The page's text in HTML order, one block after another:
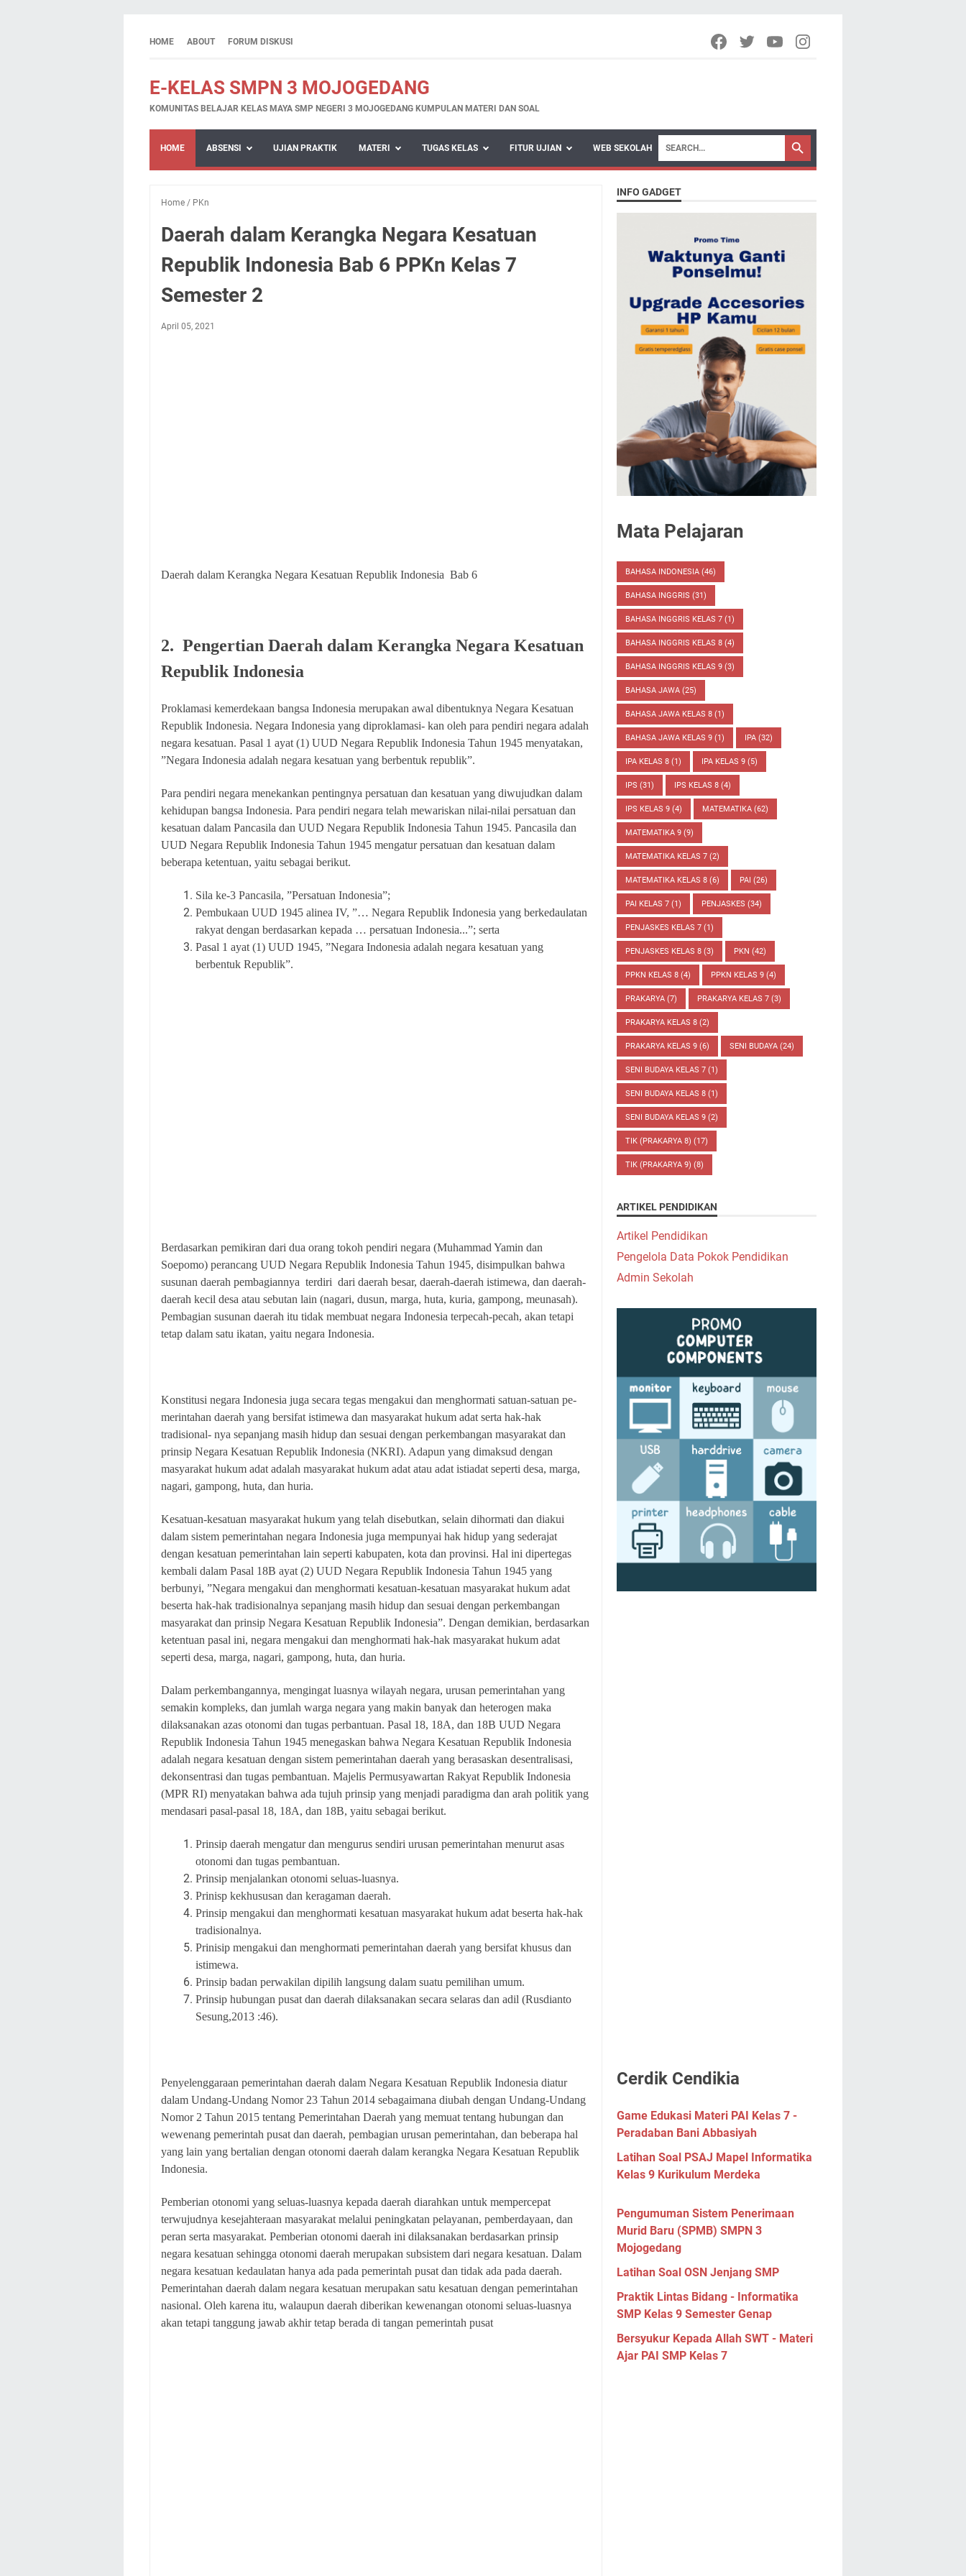
HOME ABOUT FORUM DISKUSI
E-KELAS SMPN 3 MOJOGEDANG
KOMUNITAS BELAJAR KELAS MAYA SMP NEGERI 3 MOJOGEDANG KUMPULAN MATERI DAN SOAL
HOME ABSENSI UJIAN PRAKTIK MATERI TUGAS KELAS FITUR UJIAN WEB SEKOLAH
Home / PKn
Daerah dalam Kerangka Negara Kesatuan
Republik Indonesia Bab 6 PPKn Kelas 7
Semester 2
April 05, 2021
Daerah dalam Kerangka Negara Kesatuan Republik Indonesia Bab 6
2. Pengertian Daerah dalam Kerangka Negara Kesatuan
Republik Indonesia
Proklamasi kemerdekaan bangsa Indonesia merupakan awal dibentuknya Negara Kesatuan
Republik Indonesia. Negara Indonesia yang diproklamasi- kan oleh para pendiri negara adalah
negara kesatuan. Pasal 1 ayat (1) UUD Negara Republik Indonesia Tahun 1945 menyatakan,
”Negara Indonesia adalah negara kesatuan yang berbentuk republik”.
Para pendiri negara menekankan pentingnya persatuan dan kesatuan yang diwujudkan dalam
kehidupan bangsa Indonesia. Para pendiri negara telah mewariskan nilai-nilai persatuan dan
kesatuan dalam Pancasila dan UUD Negara Republik Indonesia Tahun 1945. Pancasila dan
UUD Negara Republik Indonesia Tahun 1945 mengatur persatuan dan kesatuan dalam
beberapa ketentuan, yaitu sebagai berikut.
Sila ke-3 Pancasila, ”Persatuan Indonesia”;
Pembukaan UUD 1945 alinea IV, ”… Negara Republik Indonesia yang berkedaulatan
rakyat dengan berdasarkan kepada … persatuan Indonesia...”; serta
Pasal 1 ayat (1) UUD 1945, ”Negara Indonesia adalah negara kesatuan yang
berbentuk Republik”.
Berdasarkan pemikiran dari dua orang tokoh pendiri negara (Muhammad Yamin dan
Soepomo) perancang UUD Negara Republik Indonesia Tahun 1945, disimpulkan bahwa
susunan daerah pembagiannya terdiri dari daerah besar, daerah-daerah istimewa, dan daerah-
daerah kecil desa atau sebutan lain (nagari, dusun, marga, huta, kuria, gampong, meunasah).
Pembagian susunan daerah itu tidak membuat negara Indonesia terpecah-pecah, akan tetapi
tetap dalam satu ikatan, yaitu negara Indonesia.
Konstitusi negara Indonesia juga secara tegas mengakui dan menghormati satuan-satuan pe-
merintahan daerah yang bersifat istimewa dan masyarakat hukum adat serta hak-hak
tradisional- nya sepanjang masih hidup dan sesuai dengan perkembangan masyarakat dan
prinsip Negara Kesatuan Republik Indonesia (NKRI). Adapun yang dimaksud dengan
masyarakat hukum adat adalah masyarakat hukum adat atau adat istiadat seperti desa, marga,
nagari, gampong, huta, dan huria.
Kesatuan-kesatuan masyarakat hukum yang telah disebutkan, selain dihormati dan diakui
dalam sistem pemerintahan negara Indonesia juga mempunyai hak hidup yang sederajat
dengan kesatuan pemerintahan lain seperti kabupaten, kota dan provinsi. Hal ini dipertegas
kembali dalam Pasal 18B ayat (2) UUD Negara Republik Indonesia Tahun 1945 yang
berbunyi, ”Negara mengakui dan menghormati kesatuan-kesatuan masyarakat hukum adat
beserta hak-hak tradisionalnya sepanjang masih hidup dan sesuai dengan perkembangan
masyarakat dan prinsip Negara Kesatuan Republik Indonesia”. Dengan demikian, berdasarkan
ketentuan pasal ini, negara mengakui dan menghormati hak-hak masyarakat hukum adat
seperti desa, marga, nagari, gampong, huta, dan huria.
Dalam perkembangannya, mengingat luasnya wilayah negara, urusan pemerintahan yang
semakin kompleks, dan jumlah warga negara yang makin banyak dan heterogen maka
dilaksanakan azas otonomi dan tugas perbantuan. Pasal 18, 18A, dan 18B UUD Negara
Republik Indonesia Tahun 1945 menegaskan bahwa Negara Kesatuan Republik Indonesia
adalah negara kesatuan dengan sistem pemerintahan daerah yang berasaskan desentralisasi,
dekonsentrasi dan tugas pembantuan. Majelis Permusyawartan Rakyat Republik Indonesia
(MPR RI) menyatakan bahwa ada tujuh prinsip yang menjadi paradigma dan arah politik yang
mendasari pasal-pasal 18, 18A, dan 18B, yaitu sebagai berikut.
Prinsip daerah mengatur dan mengurus sendiri urusan pemerintahan menurut asas
otonomi dan tugas pembantuan.
Prinsip menjalankan otonomi seluas-luasnya.
Prinisp kekhususan dan keragaman daerah.
Prinsip mengakui dan menghormati kesatuan masyarakat hukum adat beserta hak-hak
tradisionalnya.
Prinisip mengakui dan menghormati pemerintahan daerah yang bersifat khusus dan
istimewa.
Prinsip badan perwakilan dipilih langsung dalam suatu pemilihan umum.
Prinsip hubungan pusat dan daerah dilaksanakan secara selaras dan adil (Rusdianto
Sesung,2013 :46).
Penyelenggaraan pemerintahan daerah dalam Negara Kesatuan Republik Indonesia diatur
dalam Undang-Undang Nomor 23 Tahun 2014 sebagaimana diubah dengan Undang-Undang
Nomor 2 Tahun 2015 tentang Pemerintahan Daerah yang memuat tentang hubungan dan
wewenang pemerintah pusat dan daerah, pembagian urusan pemerintahan, dan beberapa hal
yang lain yang bertalian dengan otonomi daerah dalam kerangka Negara Kesatuan Republik
Indonesia.
Pemberian otonomi yang seluas-luasnya kepada daerah diarahkan untuk mempercepat
terwujudnya kesejahteraan masyarakat melalui peningkatan pelayanan, pemberdayaan, dan
peran serta masyarakat. Pemberian otonomi daerah ini dilaksanakan berdasarkan prinsip
negara kesatuan sehingga otonomi daerah merupakan subsistem dari negara kesatuan. Dalam
negara kesatuan kedaulatan hanya ada pada pemerintah pusat dan tidak ada pada daerah.
Pemerintahan daerah dalam negara kesatuan merupakan satu kesatuan dengan pemerintahan
nasional. Oleh karena itu, walaupun daerah diberikan kewenangan otonomi seluas-luasnya
akan tetapi tanggung jawab akhir tetap berada di tangan pemerintah pusat
INFO GADGET
Mata Pelajaran
BAHASA INDONESIA (46)
BAHASA INGGRIS (31)
BAHASA INGGRIS KELAS 7 (1)
BAHASA INGGRIS KELAS 8 (4)
BAHASA INGGRIS KELAS 9 (3)
BAHASA JAWA (25)
BAHASA JAWA KELAS 8 (1)
BAHASA JAWA KELAS 9 (1) IPA (32)
IPA KELAS 8 (1) IPA KELAS 9 (5)
IPS (31) IPS KELAS 8 (4)
IPS KELAS 9 (4) MATEMATIKA (62)
MATEMATIKA 9 (9)
MATEMATIKA KELAS 7 (2)
MATEMATIKA KELAS 8 (6) PAI (26)
PAI KELAS 7 (1) PENJASKES (34)
PENJASKES KELAS 7 (1)
PENJASKES KELAS 8 (3) PKN (42)
PPKN KELAS 8 (4) PPKN KELAS 9 (4)
PRAKARYA (7) PRAKARYA KELAS 7 (3)
PRAKARYA KELAS 8 (2)
PRAKARYA KELAS 9 (6) SENI BUDAYA (24)
SENI BUDAYA KELAS 7 (1)
SENI BUDAYA KELAS 8 (1)
SENI BUDAYA KELAS 9 (2)
TIK (PRAKARYA 8) (17)
TIK (PRAKARYA 9) (8)
ARTIKEL PENDIDIKAN
Artikel Pendidikan
Pengelola Data Pokok Pendidikan
Admin Sekolah
Cerdik Cendikia
Game Edukasi Materi PAI Kelas 7 -
Peradaban Bani Abbasiyah
Latihan Soal PSAJ Mapel Informatika
Kelas 9 Kurikulum Merdeka
Pengumuman Sistem Penerimaan
Murid Baru (SPMB) SMPN 3
Mojogedang
Latihan Soal OSN Jenjang SMP
Praktik Lintas Bidang - Informatika
SMP Kelas 9 Semester Genap
Bersyukur Kepada Allah SWT - Materi
Ajar PAI SMP Kelas 7